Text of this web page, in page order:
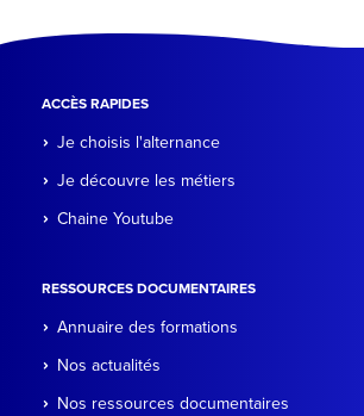
ACCÈS RAPIDES
Je choisis l'alternance
Je découvre les métiers
Chaine Youtube
RESSOURCES DOCUMENTAIRES
Annuaire des formations
Nos actualités
Nos ressources documentaires